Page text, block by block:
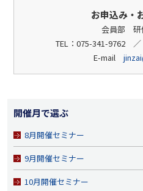
開催月で選ぶ
8月開催セミナー
9月開催セミナー
10月開催セミナー
お申込み・
会員部 研
TEL：075-341-9762
E-mail